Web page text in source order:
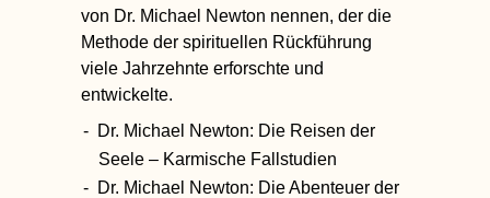
von Dr. Michael Newton nennen, der die
Methode der spirituellen Rückführung
viele Jahrzehnte erforschte und
entwickelte.
Dr. Michael Newton: Die Reisen der
Seele – Karmische Fallstudien
Dr. Michael Newton: Die Abenteuer der